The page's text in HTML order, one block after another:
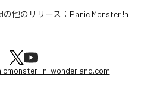
の他のリリース： Panic Monster !n
in-wonderland.com